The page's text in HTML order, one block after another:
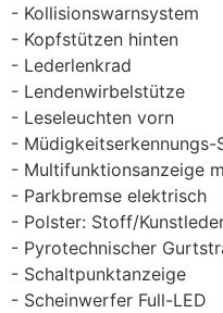
Kollisionswarnsystem
Kopfstützen hinten
Lederlenkrad
Lendenwirbelstütze
Leseleuchten vorn
Müdigkeitserkennungs-
Multifunktionsanzeige
Parkbremse elektrisch
Polster: Stoff/
Pyrotechnischer
Schaltpunktanzeige
Scheinwerfer Full-LED